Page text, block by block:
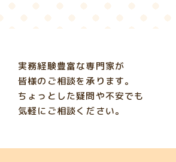
実務経験豊富な専門家が
皆様のご相談を承ります。
ちょっとした疑問や不安でも
気軽にご相談ください。